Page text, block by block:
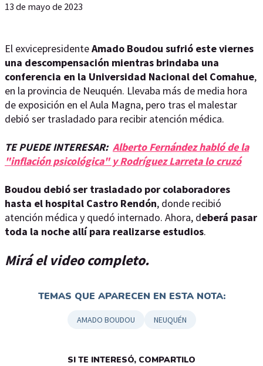
13 de mayo de 2023
El exvicepresidenteAmado Boudou sufrió este viernes
una descompensación mientras brindaba una
conferencia en la Universidad Nacional del Comahue,
en la provincia de Neuquén. Llevaba más de media hora
de exposición en el Aula Magna, pero tras el malestar
debió ser trasladado para recibir atención médica.
TE PUEDE INTERESAR: Alberto Fernández habló de la
"inflación psicológica" y Rodríguez Larreta lo cruzó
Boudou debió ser trasladado por colaboradores
hasta el hospital Castro Rendón, donde recibió
atención médica y quedó internado. Ahora, deberá pasar
toda la noche allí para realizarse estudios.
Mirá el video completo.
TEMAS QUE APARECEN EN ESTA NOTA:
AMADO BOUDOU NEUQUÉN
SI TE INTERESÓ, COMPARTILO